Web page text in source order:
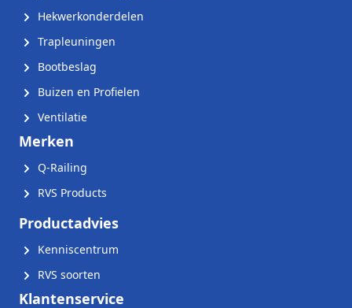
Hekwerkonderdelen
Trapleuningen
Bootbeslag
Buizen en Profielen
Ventilatie
Merken
Q-Railing
RVS Products
Productadvies
Kenniscentrum
RVS soorten
Klantenservice